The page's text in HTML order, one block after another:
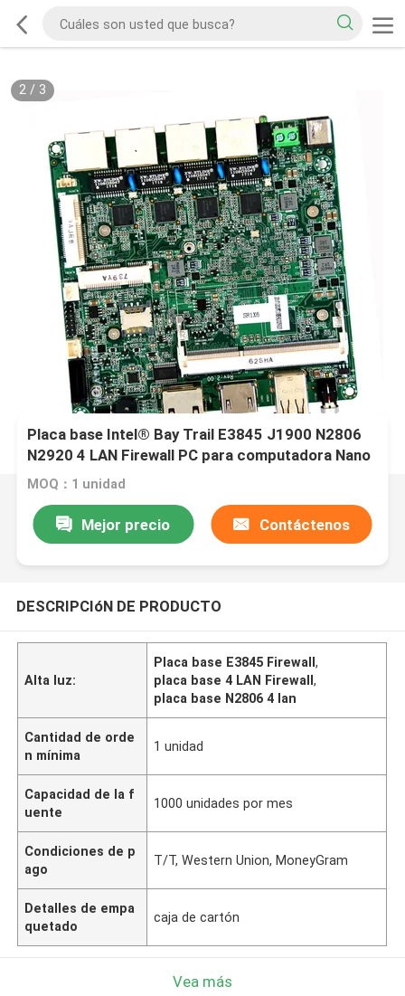
2/ 3
Placa base Intel® Bay Trail E3845 J1900 N2806
N2920 4 LAN Firewall PC para computadora Nano
Firewall
MOQ：1 unidad
Mejor precio Contáctenos
DESCRIPCIóN DE PRODUCTO
Alta luz:
Placa base E3845 Firewall,
placa base 4 LAN Firewall,
placa base N2806 4 lan
Cantidad de orde
n mínima
1 unidad
Capacidad de la f
uente
1000 unidades por mes
Condiciones de p
ago
T/T, Western Union, MoneyGram
Detalles de empa
quetado
caja de cartón
Vea más